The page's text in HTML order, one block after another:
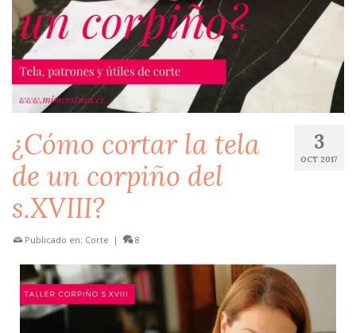
3
OCT 2017
¿Cómo cortar la tela
de un corpiño del
s.XVIII?
Publicado en: Corte | 8